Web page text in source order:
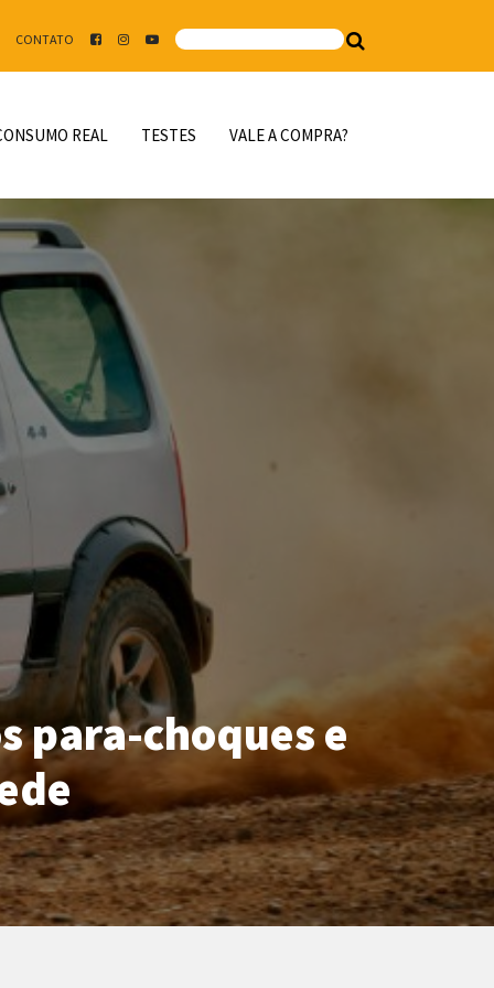
CONTATO
REAL TESTES VALE A COMPRA?
para-choques e